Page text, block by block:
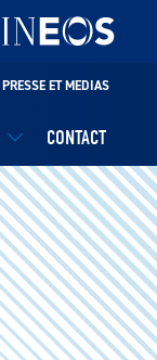
CONTACT
PRESSE ET MEDIAS